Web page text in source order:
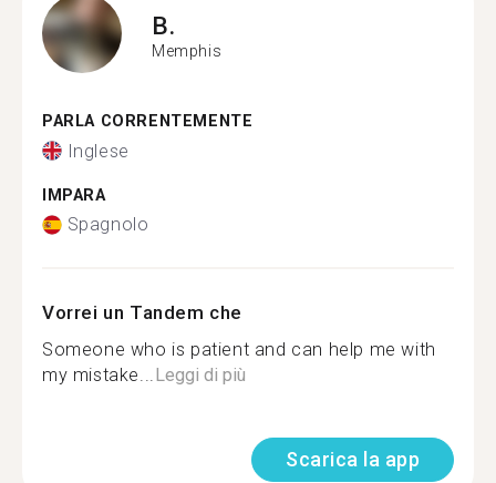
B.
Memphis
PARLA CORRENTEMENTE
Inglese
IMPARA
Spagnolo
Vorrei un Tandem che
Someone who is patient and can help me with
my mistake...Leggi di più
Scarica la app